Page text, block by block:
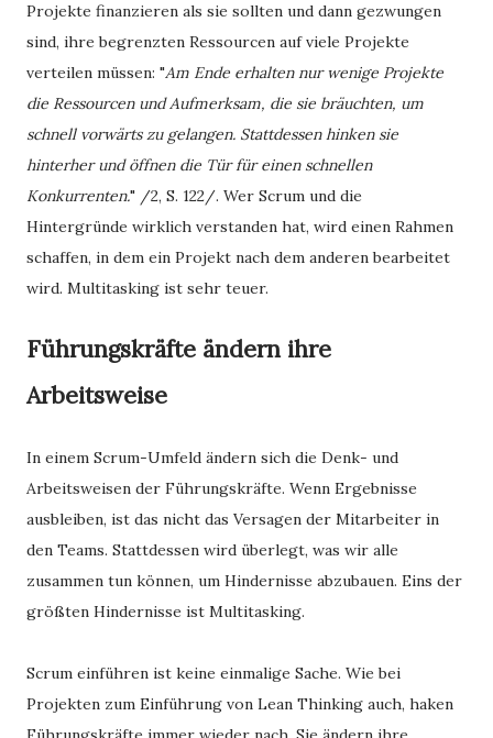
Projekte finanzieren als sie sollten und dann gezwungen
sind, ihre begrenzten Ressourcen auf viele Projekte
verteilen müssen: "Am Ende erhalten nur wenige Projekte
die Ressourcen und Aufmerksam, die sie bräuchten, um
schnell vorwärts zu gelangen. Stattdessen hinken sie
hinterher und öffnen die Tür für einen schnellen
Konkurrenten." /2, S. 122/. Wer Scrum und die
Hintergründe wirklich verstanden hat, wird einen Rahmen
schaffen, in dem ein Projekt nach dem anderen bearbeitet
wird. Multitasking ist sehr teuer.
Führungskräfte ändern ihre
Arbeitsweise
In einem Scrum-Umfeld ändern sich die Denk- und
Arbeitsweisen der Führungskräfte. Wenn Ergebnisse
ausbleiben, ist das nicht das Versagen der Mitarbeiter in
den Teams. Stattdessen wird überlegt, was wir alle
zusammen tun können, um Hindernisse abzubauen. Eins der
größten Hindernisse ist Multitasking.
Scrum einführen ist keine einmalige Sache. Wie bei
Projekten zum Einführung von Lean Thinking auch, haken